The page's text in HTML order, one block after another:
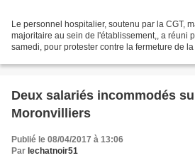
Le personnel hospitalier, soutenu par la CGT,
majoritaire au sein de l'établissement,, a réuni
samedi, pour protester contre la fermeture de
Deux salariés incommodés
Moronvilliers
Publié le 08/04/2017 à 13:06
Par lechatnoir51